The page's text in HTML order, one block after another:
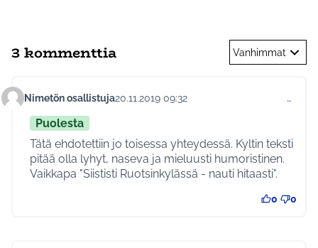
3 kommenttia Vanhimmat
Kommentti 221
Nimetön osallistuja20.11.2019 09:32 …
Puolesta
Tätä ehdotettiin jo toisessa yhteydessä. Kyltin teksti
pitää olla lyhyt, naseva ja mieluusti humoristinen.
Vaikkapa "Siististi Ruotsinkylässä - nauti hitaasti".
0 0